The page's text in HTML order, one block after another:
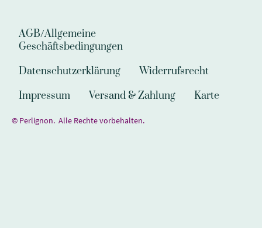
AGB/Allgemeine
Geschäftsbedingungen
Datenschutzerklärung
Widerrufsrecht
Impressum
Versand & Zahlung Karte
© Perlignon. Alle Rechte vorbehalten.